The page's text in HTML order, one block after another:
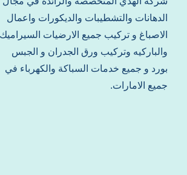
الدهانات والتشطيبات والديكورات واعمال
الاصباغ و تركيب جميع الارضيات السيراميك
والباركيه وتركيب ورق الجدران و الجبس
بورد و جميع خدمات السباكة والكهرباء في
جميع الامارات.